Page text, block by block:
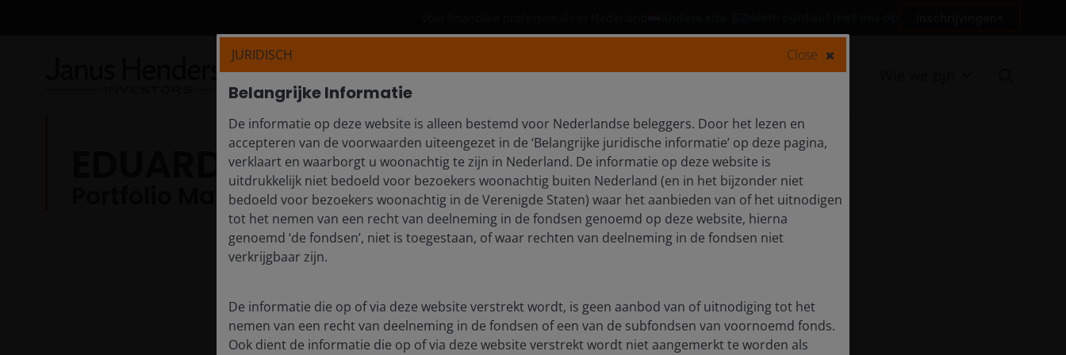
Producten Strategieën Inzichten Bronnen
EDUARDO JIMENEZ MARTIN, CFA, FRM
Portfolio Manager
Close
JURIDISCH
Belangrijke Informatie
De informatie op deze website is alleen bestemd voor Nederlandse beleggers. Door het lezen en
accepteren van de voorwaarden uiteengezet in de ‘Belangrijke juridische informatie’ op deze pagina,
verklaart en waarborgt u woonachtig te zijn in Nederland. De informatie op deze website is
uitdrukkelijk niet bedoeld voor bezoekers woonachtig buiten Nederland (en in het bijzonder niet
bedoeld voor bezoekers woonachtig in de Verenigde Staten) waar het aanbieden van of het uitnodigen
tot het nemen van een recht van deelneming in de fondsen genoemd op deze website, hierna
genoemd ‘de fondsen’, niet is toegestaan, of waar rechten van deelneming in de fondsen niet
verkrijgbaar zijn.
De informatie die op of via deze website verstrekt wordt, is geen aanbod van of uitnodiging tot het
nemen van een recht van deelneming in de fondsen of een van de subfondsen van voornoemd fonds.
Ook dient de informatie die op of via deze website verstrekt wordt niet aangemerkt te worden als